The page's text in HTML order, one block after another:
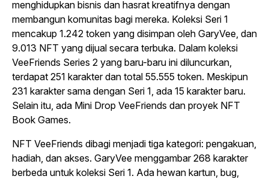
menghidupkan bisnis dan hasrat kreatifnya dengan
membangun komunitas bagi mereka. Koleksi Seri 1
mencakup 1.242 token yang disimpan oleh GaryVee, dan
9.013 NFT yang dijual secara terbuka. Dalam koleksi
VeeFriends Series 2 yang baru-baru ini diluncurkan,
terdapat 251 karakter dan total 55.555 token. Meskipun
231 karakter sama dengan Seri 1, ada 15 karakter baru.
Selain itu, ada Mini Drop VeeFriends dan proyek NFT
Book Games.
NFT VeeFriends dibagi menjadi tiga kategori: pengakuan,
hadiah, dan akses. GaryVee menggambar 268 karakter
berbeda untuk koleksi Seri 1. Ada hewan kartun, bug,